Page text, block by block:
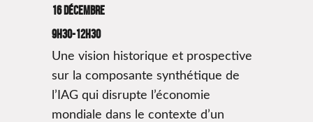
16 décembre
9H30-12H30
Une vision historique et prospective
sur la composante synthétique de
l’IAG qui disrupte l’économie
mondiale dans le contexte d’un